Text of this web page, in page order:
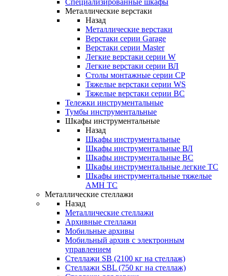
Cпециализированные шкафы
Металлические верстаки
Назад
Металлические верстаки
Верстаки серии Garage
Верстаки серии Master
Легкие верстаки серии W
Легкие верстаки серии ВЛ
Столы монтажные серии СР
Тяжелые верстаки серии WS
Тяжелые верстаки серии ВС
Тележки инструментальные
Тумбы инструментальные
Шкафы инструментальные
Назад
Шкафы инструментальные
Шкафы инструментальные ВЛ
Шкафы инструментальные ВС
Шкафы инструментальные легкие ТС
Шкафы инструментальные тяжелые
AMH TC
Металлические стеллажи
Назад
Металлические стеллажи
Архивные стеллажи
Мобильные архивы
Мобильный архив с электронным
управлением
Стеллажи SB (2100 кг на стеллаж)
Стеллажи SBL (750 кг на стеллаж)